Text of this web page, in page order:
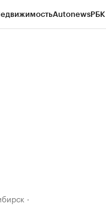
Autonews